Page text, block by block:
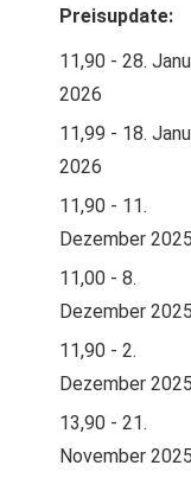
Preisupdate:
11,90 - 28.
2026
11,99 - 18.
2026
11,90 - 11.
Dezember 2025
11,00 - 8.
Dezember 2025
11,90 - 2.
Dezember 2025
13,90 - 21.
November 2025